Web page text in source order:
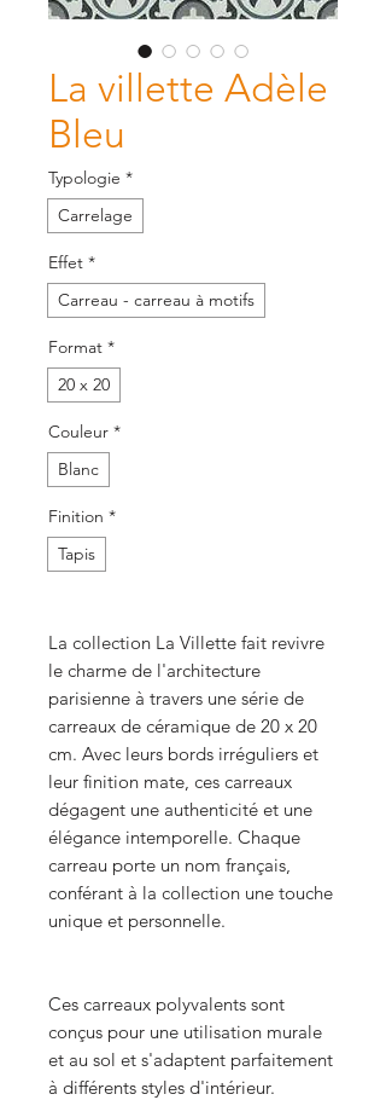
La villette Adèle
Bleu
Typologie *
Carrelage
Effet *
Carreau - carreau à motifs
Format *
20 x 20
Couleur *
Blanc
Finition *
Tapis
La collection La Villette fait revivre
le charme de l'architecture
parisienne à travers une série de
carreaux de céramique de 20 x 20
cm. Avec leurs bords irréguliers et
leur finition mate, ces carreaux
dégagent une authenticité et une
élégance intemporelle. Chaque
carreau porte un nom français,
conférant à la collection une touche
unique et personnelle.
Ces carreaux polyvalents sont
conçus pour une utilisation murale
et au sol et s'adaptent parfaitement
à différents styles d'intérieur.